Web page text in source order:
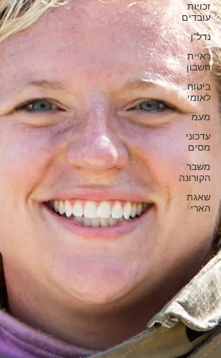
זכויות
עובדים
נדל"ן
ראיית
חשבון
ביטוח
לאומי
מעמ
עדכוני
מסים
משבר
הקורונה
שאגת
הארי